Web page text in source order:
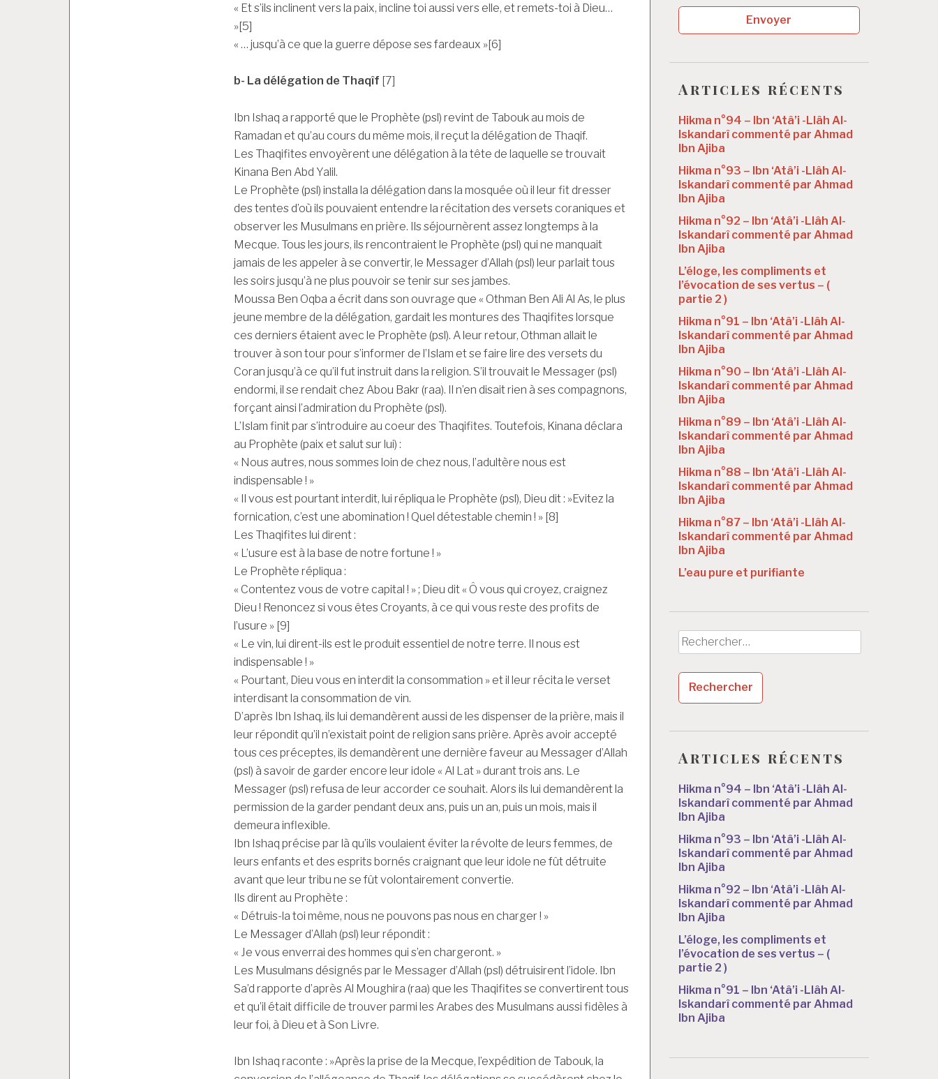
« Et s’ils inclinent vers la paix, incline toi aussi vers elle, et remets-toi à Dieu…
»[5]
« … jusqu’à ce que la guerre dépose ses fardeaux »[6]
b- La délégation de Thaqîf [7]
Ibn Ishaq a rapporté que le Prophète (psl) revint de Tabouk au mois de
Ramadan et qu’au cours du même mois, il reçut la délégation de Thaqif.
Les Thaqifites envoyèrent une délégation à la tête de laquelle se trouvait
Kinana Ben Abd Yalil.
Le Prophète (psl) installa la délégation dans la mosquée où il leur fit dresser
des tentes d’où ils pouvaient entendre la récitation des versets coraniques et
observer les Musulmans en prière. Ils séjournèrent assez longtemps à la
Mecque. Tous les jours, ils rencontraient le Prophète (psl) qui ne manquait
jamais de les appeler à se convertir, le Messager d’Allah (psl) leur parlait tous
les soirs jusqu’à ne plus pouvoir se tenir sur ses jambes.
Moussa Ben Oqba a écrit dans son ouvrage que « Othman Ben Ali Al As, le plus
jeune membre de la délégation, gardait les montures des Thaqifites lorsque
ces derniers étaient avec le Prophète (psl). A leur retour, Othman allait le
trouver à son tour pour s’informer de l’Islam et se faire lire des versets du
Coran jusqu’à ce qu’il fut instruit dans la religion. S’il trouvait le Messager (psl)
endormi, il se rendait chez Abou Bakr (raa). Il n’en disait rien à ses compagnons,
forçant ainsi l’admiration du Prophète (psl).
L’Islam finit par s’introduire au coeur des Thaqifites. Toutefois, Kinana déclara
au Prophète (paix et salut sur lui) :
« Nous autres, nous sommes loin de chez nous, l’adultère nous est
indispensable ! »
« Il vous est pourtant interdit, lui répliqua le Prophète (psl), Dieu dit : »Evitez la
fornication, c’est une abomination ! Quel détestable chemin ! » [8]
Les Thaqifites lui dirent :
« L’usure est à la base de notre fortune ! »
Le Prophète répliqua :
« Contentez vous de votre capital ! » ; Dieu dit « Ô vous qui croyez, craignez
Dieu ! Renoncez si vous êtes Croyants, à ce qui vous reste des profits de
l’usure » [9]
« Le vin, lui dirent-ils est le produit essentiel de notre terre. Il nous est
indispensable ! »
« Pourtant, Dieu vous en interdit la consommation » et il leur récita le verset
interdisant la consommation de vin.
D’après Ibn Ishaq, ils lui demandèrent aussi de les dispenser de la prière, mais il
leur répondit qu’il n’existait point de religion sans prière. Après avoir accepté
tous ces préceptes, ils demandèrent une dernière faveur au Messager d’Allah
(psl) à savoir de garder encore leur idole « Al Lat » durant trois ans. Le
Messager (psl) refusa de leur accorder ce souhait. Alors ils lui demandèrent la
permission de la garder pendant deux ans, puis un an, puis un mois, mais il
demeura inflexible.
Ibn Ishaq précise par là qu’ils voulaient éviter la révolte de leurs femmes, de
leurs enfants et des esprits bornés craignant que leur idole ne fût détruite
avant que leur tribu ne se fût volontairement convertie.
Ils dirent au Prophète :
« Détruis-la toi même, nous ne pouvons pas nous en charger ! »
Le Messager d’Allah (psl) leur répondit :
« Je vous enverrai des hommes qui s’en chargeront. »
Les Musulmans désignés par le Messager d’Allah (psl) détruisirent l’idole. Ibn
Sa’d rapporte d’après Al Moughira (raa) que les Thaqifites se convertirent tous
et qu’il était difficile de trouver parmi les Arabes des Musulmans aussi fidèles à
leur foi, à Dieu et à Son Livre.
Ibn Ishaq raconte : »Après la prise de la Mecque, l’expédition de Tabouk, la
Envoyer
Articles récents
Hikma n°94 – Ibn ‘Atâ’i -Llâh Al-
Iskandarî commenté par Ahmad
Ibn Ajiba
Hikma n°93 – Ibn ‘Atâ’i -Llâh Al-
Iskandarî commenté par Ahmad
Ibn Ajiba
Hikma n°92 – Ibn ‘Atâ’i -Llâh Al-
Iskandarî commenté par Ahmad
Ibn Ajiba
L’éloge, les compliments et
l’évocation de ses vertus – (
partie 2 )
Hikma n°91 – Ibn ‘Atâ’i -Llâh Al-
Iskandarî commenté par Ahmad
Ibn Ajiba
Hikma n°90 – Ibn ‘Atâ’i -Llâh Al-
Iskandarî commenté par Ahmad
Ibn Ajiba
Hikma n°89 – Ibn ‘Atâ’i -Llâh Al-
Iskandarî commenté par Ahmad
Ibn Ajiba
Hikma n°88 – Ibn ‘Atâ’i -Llâh Al-
Iskandarî commenté par Ahmad
Ibn Ajiba
Hikma n°87 – Ibn ‘Atâ’i -Llâh Al-
Iskandarî commenté par Ahmad
Ibn Ajiba
L’eau pure et purifiante
Rechercher :
Articles récents
Hikma n°94 – Ibn ‘Atâ’i -Llâh Al-
Iskandarî commenté par Ahmad
Ibn Ajiba
Hikma n°93 – Ibn ‘Atâ’i -Llâh Al-
Iskandarî commenté par Ahmad
Ibn Ajiba
Hikma n°92 – Ibn ‘Atâ’i -Llâh Al-
Iskandarî commenté par Ahmad
Ibn Ajiba
L’éloge, les compliments et
l’évocation de ses vertus – (
partie 2 )
Hikma n°91 – Ibn ‘Atâ’i -Llâh Al-
Iskandarî commenté par Ahmad
Ibn Ajiba